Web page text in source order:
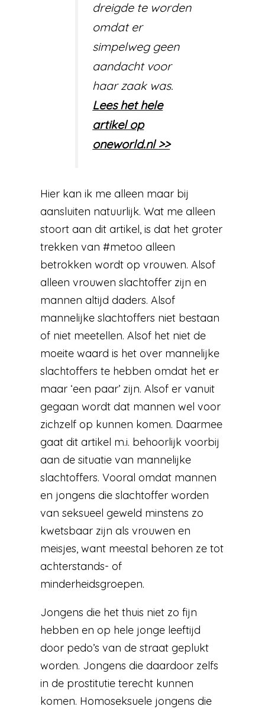
dreigde te worden
omdat er
simpelweg geen
aandacht voor
haar zaak was.
Lees het hele
artikel op
oneworld.nl >>
Hier kan ik me alleen maar bij
aansluiten natuurlijk. Wat me alleen
stoort aan dit artikel, is dat het groter
trekken van #metoo alleen
betrokken wordt op vrouwen. Alsof
alleen vrouwen slachtoffer zijn en
mannen altijd daders. Alsof
mannelijke slachtoffers niet bestaan
of niet meetellen. Alsof het niet de
moeite waard is het over mannelijke
slachtoffers te hebben omdat het er
maar ‘een paar’ zijn. Alsof er vanuit
gegaan wordt dat mannen wel voor
zichzelf op kunnen komen. Daarmee
gaat dit artikel m.i. behoorlijk voorbij
aan de situatie van mannelijke
slachtoffers. Vooral omdat mannen
en jongens die slachtoffer worden
van seksueel geweld minstens zo
kwetsbaar zijn als vrouwen en
meisjes, want meestal behoren ze tot
achterstands- of
minderheidsgroepen.
Jongens die het thuis niet zo fijn
hebben en op hele jonge leeftijd
door pedo’s van de straat geplukt
worden. Jongens die daardoor zelfs
in de prostitutie terecht kunnen
komen. Homoseksuele jongens die